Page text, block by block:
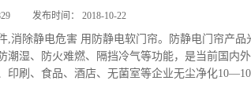
发布时间： 2018-10-22
,消除静电危害 用防静电软门帘。防静电门帘产
潮湿、防火难燃、隔挡冷气等功能，是当前国内
印刷、食品、酒店、无菌室等企业无尘净化